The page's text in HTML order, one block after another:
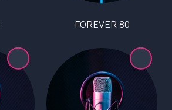
80 FOREVER